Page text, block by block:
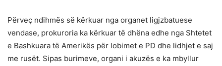
Përveç ndihmës së kërkuar nga organet ligjzbatuese
vendase, prokuroria ka kërkuar të dhëna edhe nga Shtetet
e Bashkuara të Amerikës për lobimet e PD dhe lidhjet e saj
me rusët. Sipas burimeve, organi i akuzës e ka mbyllur